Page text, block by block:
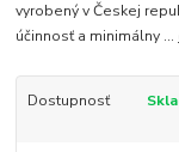
vyrobený v Českej
účinnosť a minimálny ...
Dostupnosť